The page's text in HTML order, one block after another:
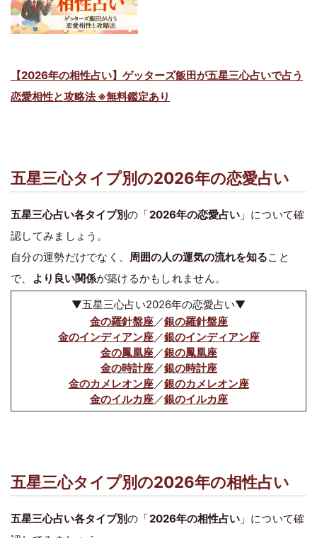
【2026年の相性占い】ゲッターズ飯田が五星三心占いで占う
恋愛相性と攻略法 ※無料鑑定あり
五星三心タイプ別の2026年の恋愛占い
五星三心占い各タイプ別の「2026年の恋愛占い」について確
認してみましょう。
自分の運勢だけでなく、 周囲の人の運気の流れを知ること
で、
より良い関係が築けるかもしれません。
▼五星三心占い2026年の恋愛占い▼
金の羅針盤座／銀の羅針盤座
金のインディアン座／銀のインディアン座
金の鳳凰座／銀の鳳凰座
金の時計座／銀の時計座
金のカメレオン座／銀のカメレオン座
金のイルカ座／銀のイルカ座
五星三心タイプ別の2026年の相性占い
五星三心占い各タイプ別の「2026年の相性占い」について確